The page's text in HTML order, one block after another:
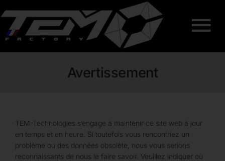
au
contenu
Nos couleurs
FAQ
Avertissement
TEM-Technologies s’engage à maintenir ce site web à jour
en temps et en heure. Si toutefois vous rencontriez un
problème ou des données obsolète, nous vous serions
reconnaissants de nous le faire savoir. Veuillez indiquer où